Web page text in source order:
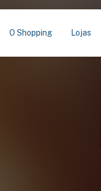
O Shopping Lojas